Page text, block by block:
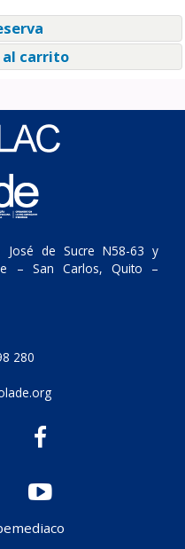
carrito
José de Sucre N58-63 y
– San Carlos, Quito –
280